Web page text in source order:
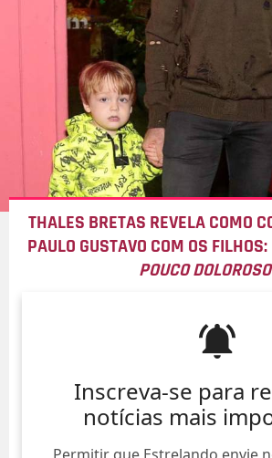
Inscreva-se para
notícias mais
THALES BRETAS REVELA COMO
PAULO GUSTAVO COM OS FILHOS:
POUCO DOLOROSO